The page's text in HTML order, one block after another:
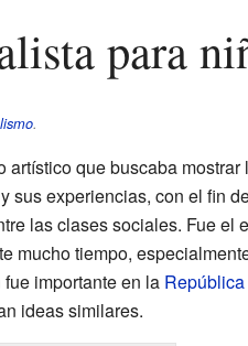
para
.
artístico que buscaba mostrar
sus experiencias, con el fin
las clases sociales. Fue el
mucho tiempo,
importante en la
ideas similares.